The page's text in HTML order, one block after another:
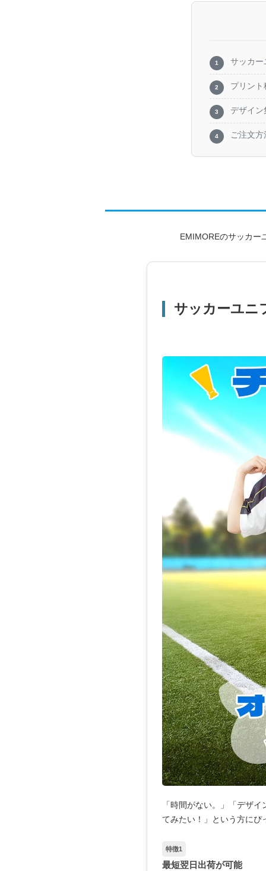
サッカー
プリン
デザイン
ご注文方
EMIMOREのサッカー
サッカーユニ
「時間がない。」「デザ
てみたい！」という方にぴ
特徴1
最短翌日出荷が可能